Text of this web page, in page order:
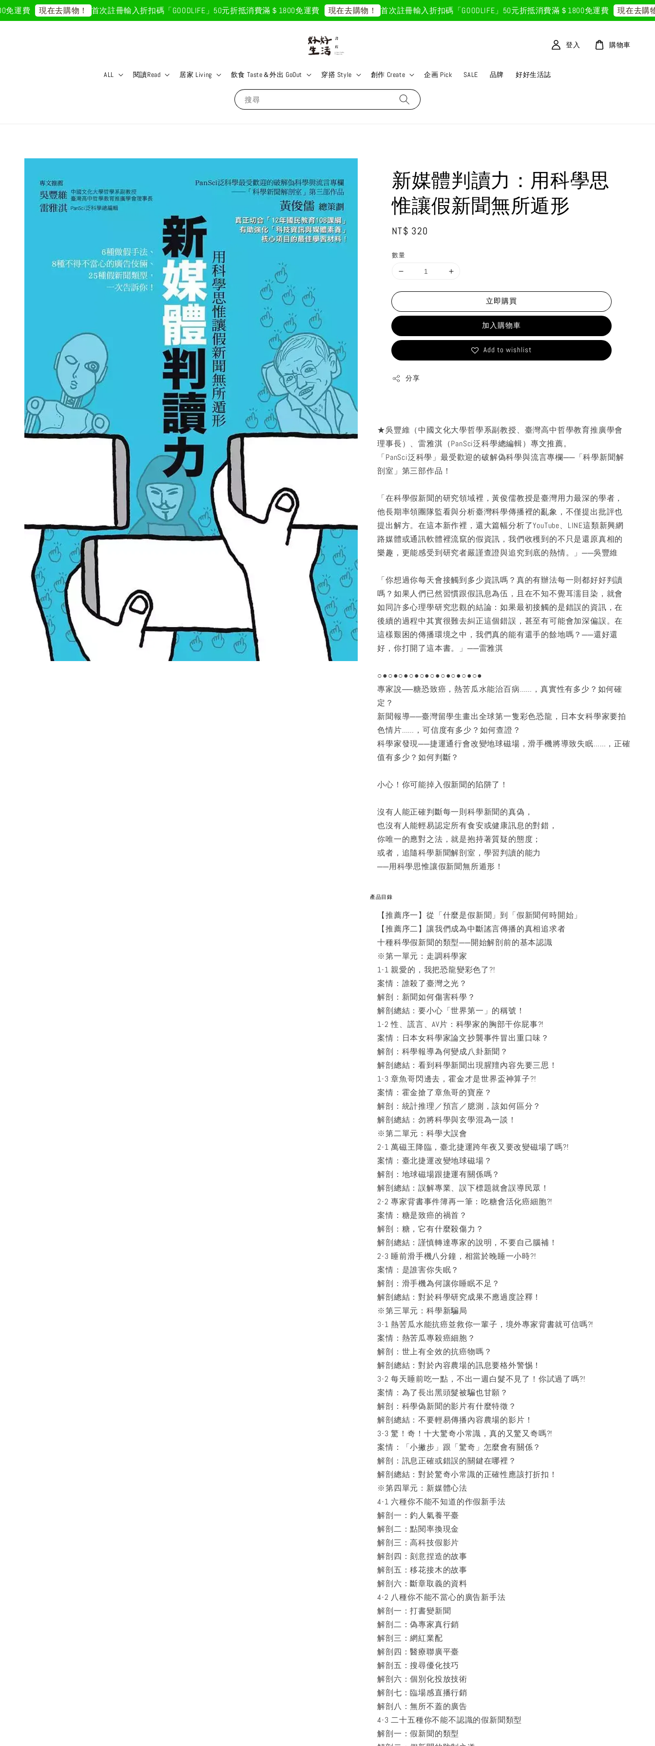
費 現在去購物！ 首次註冊輸入折扣碼「GOODLIFE」50元折抵消費滿＄1800免運費 現在去購物！ 首次註冊輸入折扣碼「GOODLIFE」50元折抵消費滿＄1800免運費 現在去購物！
搜尋
ALL 閱讀Read 居家 Living 飲食 Taste＆外出 GoOut 穿搭 Style 創作 Create 企画 Pick SALE 品牌 好好生活誌
登入 購物車
新媒體判讀力：用科學思
惟讓假新聞無所遁形
Regular
NT$ 320
數量
立即購買
加入購物車
Add to wishlist
分享
★吳豐維（中國文化大學哲學系副教授、臺灣高中哲學教育推廣學會
理事長）、雷雅淇（PanSci泛科學總編輯）專文推薦。
「PanSci泛科學」最受歡迎的破解偽科學與流言專欄──「科學新聞解
剖室」第三部作品！
「在科學假新聞的研究領域裡，黃俊儒教授是臺灣用力最深的學者，
他長期率領團隊監看與分析臺灣科學傳播裡的亂象，不僅提出批評也
提出解方。在這本新作裡，還大篇幅分析了YouTube、LINE這類新興網
路媒體或通訊軟體裡流竄的假資訊，我們收穫到的不只是還原真相的
樂趣，更能感受到研究者嚴謹查證與追究到底的熱情。」──吳豐維
「你想過你每天會接觸到多少資訊嗎？真的有辦法每一則都好好判讀
嗎？如果人們已然習慣跟假訊息為伍，且在不知不覺耳濡目染，就會
如同許多心理學研究悲觀的結論：如果最初接觸的是錯誤的資訊，在
後續的過程中其實很難去糾正這個錯誤，甚至有可能會加深偏誤。在
這樣艱困的傳播環境之中，我們真的能有還手的餘地嗎？──還好還
好，你打開了這本書。」──雷雅淇
○●○●○●○●○●○●○●○●○●○●
專家說──糖恐致癌，熱苦瓜水能治百病……，真實性有多少？如何確
定？
新聞報導──臺灣留學生畫出全球第一隻彩色恐龍，日本女科學家要拍
色情片……，可信度有多少？如何查證？
科學家發現──捷運通行會改變地球磁場，滑手機將導致失眠……，正確
值有多少？如何判斷？
小心！你可能掉入假新聞的陷阱了！
沒有人能正確判斷每一則科學新聞的真偽，
也沒有人能輕易認定所有食安或健康訊息的對錯，
你唯一的應對之法，就是抱持著質疑的態度；
或者，追隨科學新聞解剖室，學習判讀的能力
──用科學思惟讓假新聞無所遁形！
產品目錄
【推薦序一】從「什麼是假新聞」到「假新聞何時開始」
【推薦序二】讓我們成為中斷謠言傳播的真相追求者
十種科學假新聞的類型──開始解剖前的基本認識
※第一單元：走調科學家
1-1 親愛的，我把恐龍變彩色了?!
案情：誰殺了臺灣之光？
解剖：新聞如何傷害科學？
解剖總結：要小心「世界第一」的稱號！
1-2 性、謊言、AV片：科學家的胸部干你屁事?!
案情：日本女科學家論文抄襲事件冒出重口味？
解剖：科學報導為何變成八卦新聞？
解剖總結：看到科學新聞出現腥羶內容先要三思！
1-3 章魚哥閃邊去，霍金才是世界盃神算子?!
案情：霍金搶了章魚哥的寶座？
解剖：統計推理／預言／臆測，該如何區分？
解剖總結：勿將科學與玄學混為一談！
※第二單元：科學大誤會
2-1 萬磁王降臨，臺北捷運跨年夜又要改變磁場了嗎?!
案情：臺北捷運改變地球磁場？
解剖：地球磁場跟捷運有關係嗎？
解剖總結：誤解專業、誤下標題就會誤導民眾！
2-2 專家背書事件簿再一筆：吃糖會活化癌細胞?!
案情：糖是致癌的禍首？
解剖：糖，它有什麼殺傷力？
解剖總結：謹慎轉達專家的說明，不要自己腦補！
2-3 睡前滑手機八分鐘，相當於晚睡一小時?!
案情：是誰害你失眠？
解剖：滑手機為何讓你睡眠不足？
解剖總結：對於科學研究成果不應過度詮釋！
※第三單元：科學新騙局
3-1 熱苦瓜水能抗癌並救你一輩子，境外專家背書就可信嗎?!
案情：熱苦瓜專殺癌細胞？
解剖：世上有全效的抗癌物嗎？
解剖總結：對於內容農場的訊息要格外警惕！
3-2 每天睡前吃一點，不出一週白髮不見了！你試過了嗎?!
案情：為了長出黑頭髮被騙也甘願？
解剖：科學偽新聞的影片有什麼特徵？
解剖總結：不要輕易傳播內容農場的影片！
3-3 驚！奇！十大驚奇小常識，真的又驚又奇嗎?!
案情：「小撇步」跟「驚奇」怎麼會有關係？
解剖：訊息正確或錯誤的關鍵在哪裡？
解剖總結：對於驚奇小常識的正確性應該打折扣！
※第四單元：新媒體心法
4-1 六種你不能不知道的作假新手法
解剖一：釣人氣養平臺
解剖二：點閱率換現金
解剖三：高科技假影片
解剖四：刻意捏造的故事
解剖五：移花接木的故事
解剖六：斷章取義的資料
4-2 八種你不能不當心的廣告新手法
解剖一：打書變新聞
解剖二：偽專家真行銷
解剖三：網紅業配
解剖四：醫療聯廣平臺
解剖五：搜尋優化技巧
解剖六：個別化投放技術
解剖七：臨場感直播行銷
解剖八：無所不蓋的廣告
4-3 二十五種你不能不認識的假新聞類型
解剖一：假新聞的類型